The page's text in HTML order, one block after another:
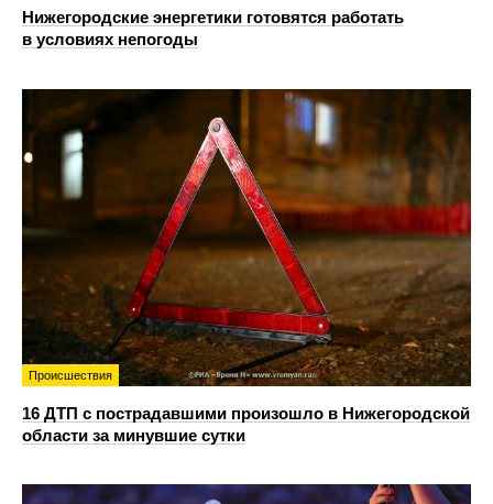
Нижегородские энергетики готовятся работать
в условиях непогоды
Происшествия
16 ДТП с пострадавшими произошло в Нижегородской
области за минувшие сутки